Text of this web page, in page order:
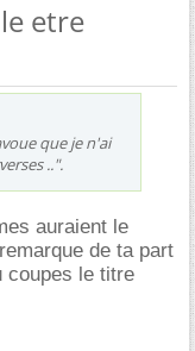
etre
que je n'ai
..".
auraient le
de ta part
coupes le titre